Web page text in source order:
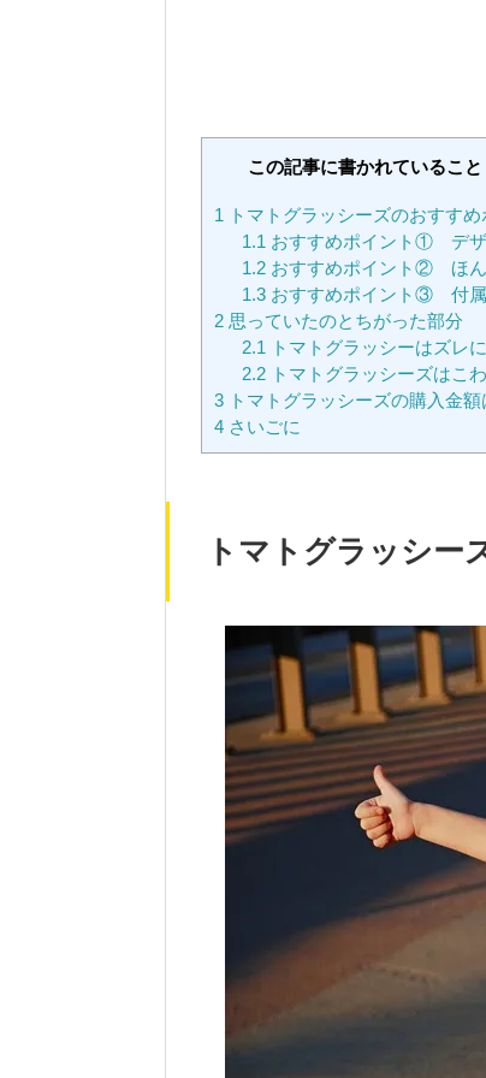
この記事に書かれていること
1 トマトグラッシーズのおすすめ
1.1 おすすめポイント① デザ
1.2おすすめポイント② ほん
1.3おすすめポイント③ 付属
2 思っていたのとちがった部分
2.1 トマトグラッシーはズレ
2.2トマトグラッシーズはこ
3 トマトグラッシーズの購入金額
4 さいごに
トマトグラッシー